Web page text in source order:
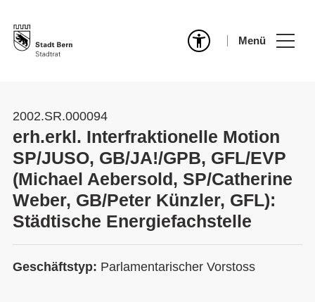
Menü
2002.SR.000094
erh.erkl. Interfraktionelle Motion
SP/JUSO, GB/JA!/GPB, GFL/EVP
(Michael Aebersold, SP/Catherine
Weber, GB/Peter Künzler, GFL):
Städtische Energiefachstelle
Geschäftstyp: Parlamentarischer Vorstoss